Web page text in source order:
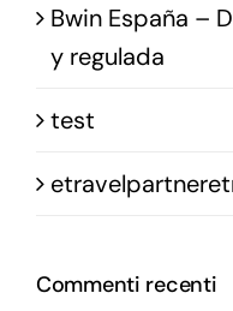
Bwin España –
y regulada
test
Commenti recenti